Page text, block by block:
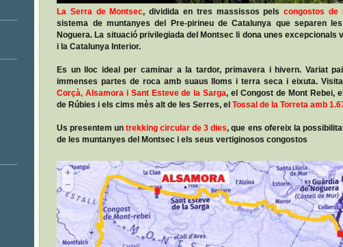
La Serra de Montsec, dividida en tres massissos pelscongostos de
sistema de muntanyes del Pre-pirineu de Catalunya que separen
Noguera. La situació privilegiada del Montsec li dona unes excepcionals
i la Catalunya Interior.
Es un lloc ideal per caminar a la tardor, primavera i hivern. Variat
immenses partes de roca amb suaus lloms i terra seca i eixuta.
Corçà, Alsamora i Sant Esteve de la Sarga, el Congost de Mont Rebei,
de Rúbies i els cims mès alt de les Serres, elTossal de la Torreta amb
Us presentem untrekking circular de 3 dies, que ens ofereix la
de les muntanyes del Montsec i els seus vertiginosos congostos